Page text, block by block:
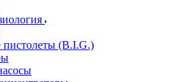
(B.I.G.)